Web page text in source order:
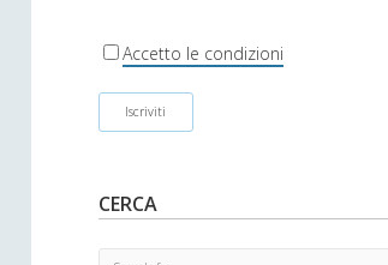
r Accetto le condizioni
CERCA